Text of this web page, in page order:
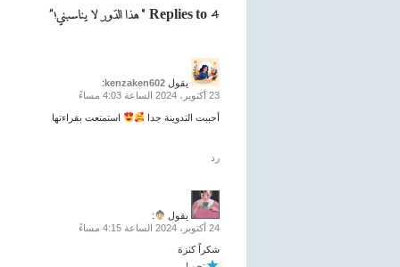
4 Replies to “هذا الدّور لا يناسبني!”
يقول kenzaken602
:
23 أكتوبر، 2024 الساعة 4:03 مساءً
أحببت التدوينة جدا استمتعت بقراءتها
رد
يقول
:
24 أكتوبر، 2024 الساعة 4:15 مساءً
شكراً كنزة